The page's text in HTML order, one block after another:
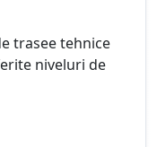
trasee tehnice
niveluri de